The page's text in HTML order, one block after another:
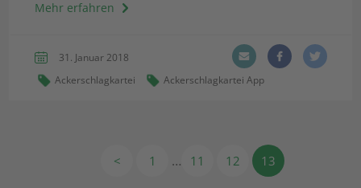
Mehr erfahren
31. Januar 2018
Ackerschlagkartei
Ackerschlagkartei App
< 1 … 11 12 13